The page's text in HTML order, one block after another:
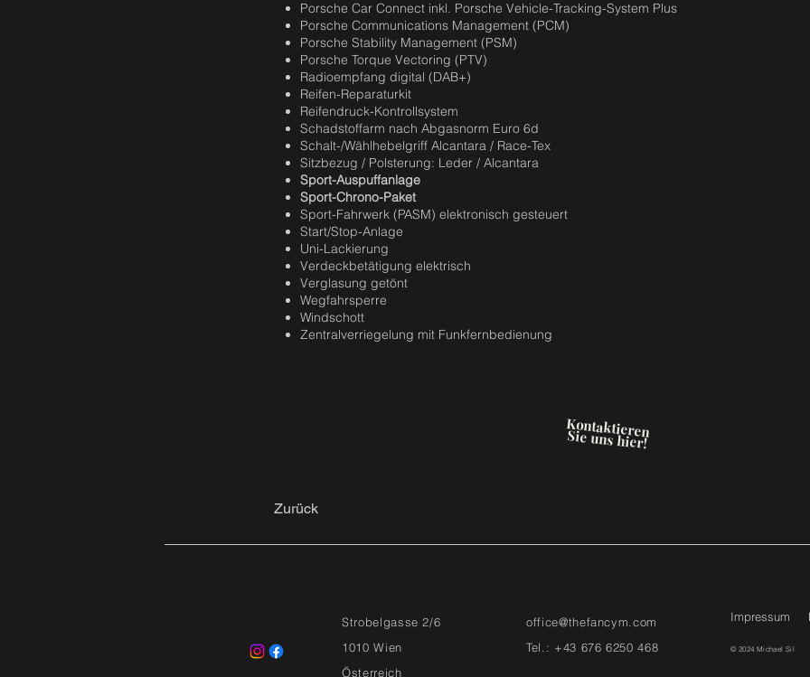
Porsche Car Connect inkl. Porsche Vehicle-Tracking-System Plus
Porsche Communications Management (PCM)
Porsche Stability Management (PSM)
Porsche Torque Vectoring (PTV)
Radioempfang digital (DAB+)
Reifen-Reparaturkit
Reifendruck-Kontrollsystem
Schadstoffarm nach Abgasnorm Euro 6d
Schalt-/Wählhebelgriff Alcantara / Race-Tex
Sitzbezug / Polsterung: Leder / Alcantara
Sport-Auspuffanlage
Sport-Chrono-Paket
Sport-Fahrwerk (PASM) elektronisch gesteuert
Start/Stop-Anlage
Uni-Lackierung
Verdeckbetätigung elektrisch
Verglasung getönt
Wegfahrsperre
Windschott
Zentralverriegelung mit Funkfernbedienung
Kontaktieren
Sie uns hier!
Zurück
Strobelgasse 2/6
1010 Wien
Österreich
office@thefancym.com
Tel.: +43 676 6250 468
Impressum
© 2024 Michael Sil